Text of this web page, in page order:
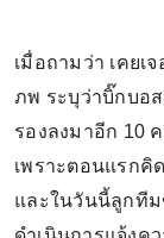
เมื่อถามว่า เคย
ภพ ระบุว่าบิ๊กบอ
รองลงมาอีก 10
เพราะตอนแรกคิ
และในวันนี้ลูกที